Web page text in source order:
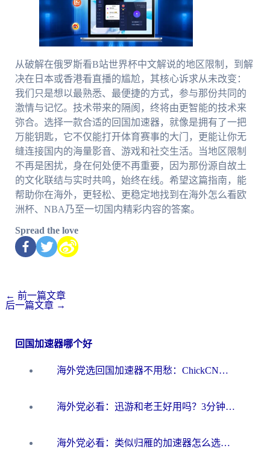
从破解在俄罗斯看B站世界杯中文解说的地区限制，到解
决在日本或香港看直播的尴尬，其核心诉求从未改变：
我们只是想以最熟悉、最便捷的方式，参与那份共同的
激情与记忆。技术带来的隔阂，终将由更智能的技术来
弥合。选择一款合适的回国加速器，就像是拥有了一把
万能钥匙，它不仅能打开体育赛事的大门，更能让你无
缝连接国内的海量影音、游戏和社交生活。当地区限制
不再是困扰，身在何处便不再重要，因为那份源自故土
的文化联结与实时共鸣，始终在线。希望这篇指南，能
帮助你在海外，更轻松、更稳定地找到在海外怎么看欧
洲杯、NBA乃至一切国内精彩内容的答案。
Spread the love
← 前一篇文章
后一篇文章 →
回国加速器哪个好
海外党选回国加速器不用愁：ChickCN和洞见哪个好？一篇搞定所有疑问
海外党必看：迅游和老王好用吗？3分钟选对加速国内网络的加速器
海外党必看：类似归雁的加速器怎么选？一篇搞定无缝访问国内资源